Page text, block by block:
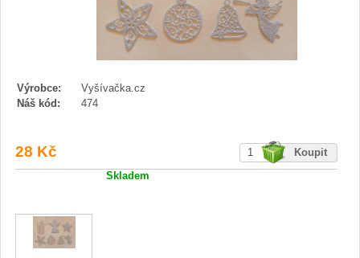
Výrobce:
Vyšívačka.cz
Náš kód:
474
28 Kč
Skladem